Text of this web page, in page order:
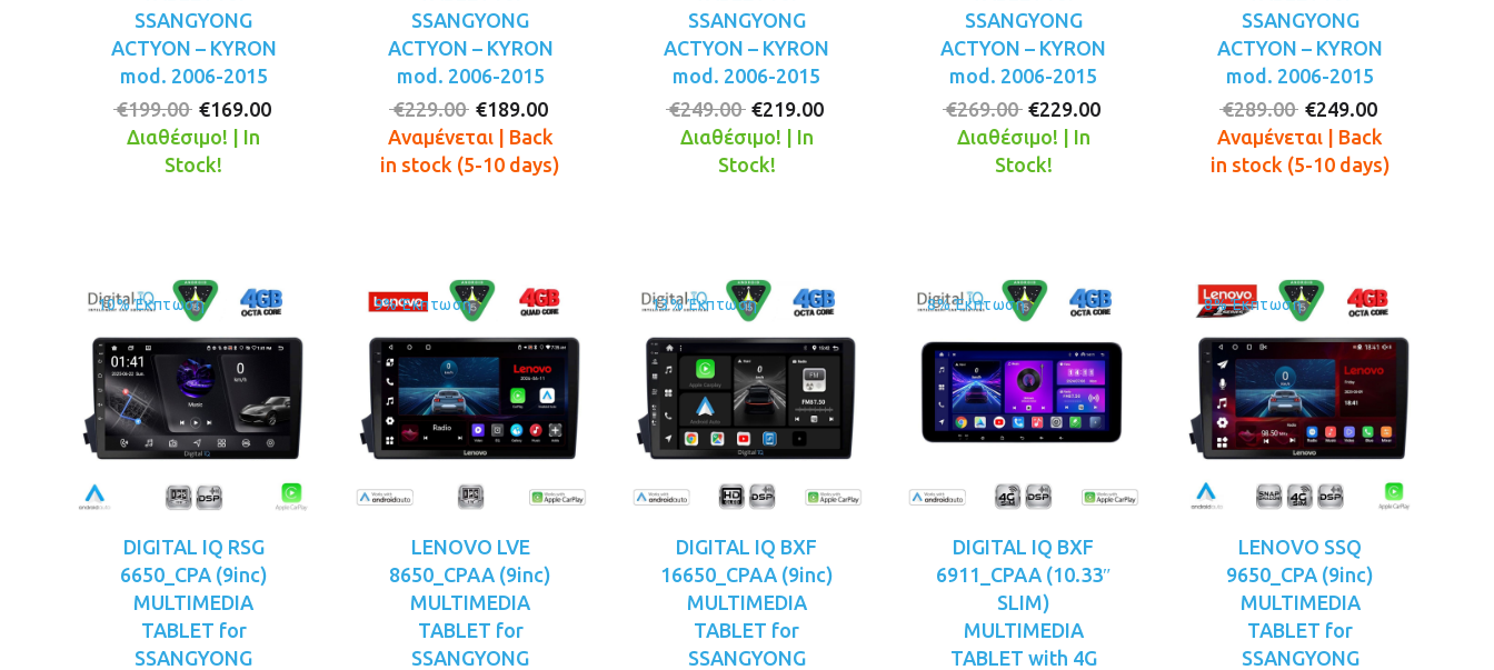
SSANGYONG
ACTYON – KYRON
mod. 2006-2015
€199.00 Original
price
was:
€169.00
Διαθέσιμο! | In
Stock!
SSANGYONG
ACTYON – KYRON
mod. 2006-2015
€229.00 Original
price
was:
€189.00
τρέχουσα
τιμή
Αναμένεται | Back
in stock (5-10 days)
SSANGYONG
ACTYON – KYRON
mod. 2006-2015
€249.00 Original
price
was:
€219.00
Διαθέσιμο! | In
Stock!
SSANGYONG
ACTYON – KYRON
mod. 2006-2015
€269.00 Original
price
was:
€229.00
Διαθέσιμο! | In
Stock!
SSANGYONG
ACTYON – KYRON
mod. 2006-2015
€289.00 Original
price
was:
€249.00
τρέχουσα
τιμή
Αναμένεται | Back
in stock (5-10 days)
10% Έκπτωση
DIGITAL IQ RSG
6650_CPA (9inc)
MULTIMEDIA
TABLET for
SSANGYONG
9% Έκπτωση
LENOVO LVE
8650_CPAA (9inc)
MULTIMEDIA
TABLET for
SSANGYONG
13% Έκπτωση
DIGITAL IQ BXF
16650_CPAA (9inc)
MULTIMEDIA
TABLET for
SSANGYONG
8% Έκπτωση
DIGITAL IQ BXF
6911_CPAA (10.33″
SLIM)
MULTIMEDIA
TABLET with 4G
8% Έκπτωση
LENOVO SSQ
9650_CPA (9inc)
MULTIMEDIA
TABLET for
SSANGYONG